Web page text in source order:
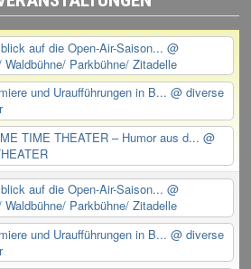
auf die Open-Air-Saison... @
Parkbühne/ Zitadelle
und Uraufführungen in B... @ diverse
TIME THEATER – Humor aus d... @
auf die Open-Air-Saison... @
Parkbühne/ Zitadelle
und Uraufführungen in B... @ diverse